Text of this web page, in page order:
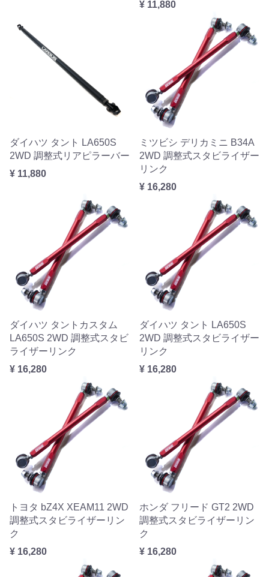
¥ 11,880
ダイハツ タント LA650S
2WD 調整式リアピラーバー
¥ 11,880
ミツビシ デリカミニ B34A
2WD 調整式スタビライザー
リンク
¥ 16,280
ダイハツ タントカスタム
LA650S 2WD 調整式スタビ
ライザーリンク
¥ 16,280
ダイハツ タント LA650S
2WD 調整式スタビライザー
リンク
¥ 16,280
トヨタ bZ4X XEAM11 2WD
調整式スタビライザーリン
ク
¥ 16,280
ホンダ フリード GT2 2WD
調整式スタビライザーリン
ク
¥ 16,280